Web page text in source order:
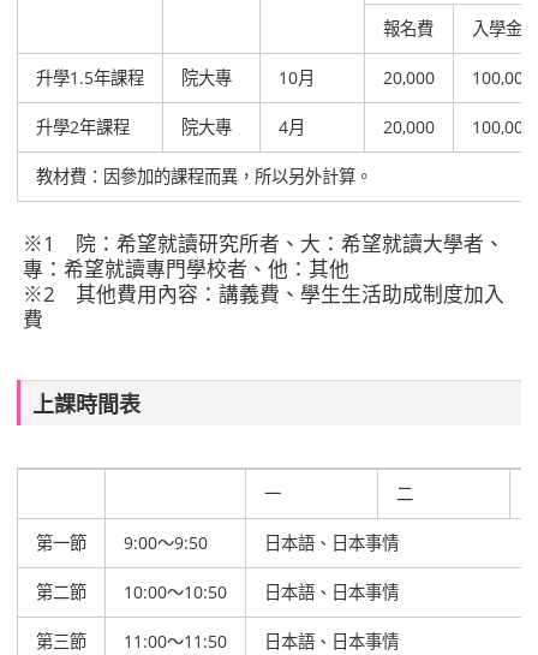
報名費 入學金
升學1.5年課程 院大專 10月 20,000 100,000
升學2年課程 院大專 4月 20,000 100,000
教材費：因參加的課程而異，所以另外計算。
※1 院：希望就讀研究所者、大：希望就讀大學者、
專：希望就讀專門學校者、他：其他
※2 其他費用內容：講義費、學生生活助成制度加入
費
上課時間表
一 二
第一節 9:00～9:50 日本語、日本事情
第二節 10:00～10:50 日本語、日本事情
第三節 11:00～11:50 日本語、日本事情